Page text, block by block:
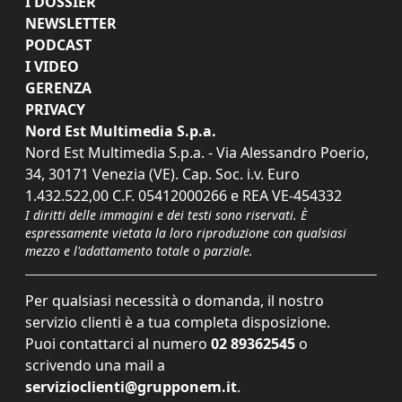
NEWSLETTER
PODCAST
I VIDEO
GERENZA
PRIVACY
Nord Est Multimedia S.p.a.
Nord Est Multimedia S.p.a. - Via Alessandro Poerio,
34, 30171 Venezia (VE). Cap. Soc. i.v. Euro
1.432.522,00 C.F. 05412000266 e REA VE-454332
I diritti delle immagini e dei testi sono riservati. È
espressamente vietata la loro riproduzione con qualsiasi
mezzo e l'adattamento totale o parziale.
Per qualsiasi necessità o domanda, il nostro
servizio clienti è a tua completa disposizione.
Puoi contattarci al numero 02 89362545 o
scrivendo una mail a
servizioclienti@grupponem.it.